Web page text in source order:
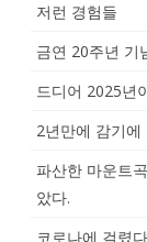
저런 경험들
금연 20주년 기
드디어 2025년
2년만에 감기에
파산한 마운트
았다.
코로나에 걸렸